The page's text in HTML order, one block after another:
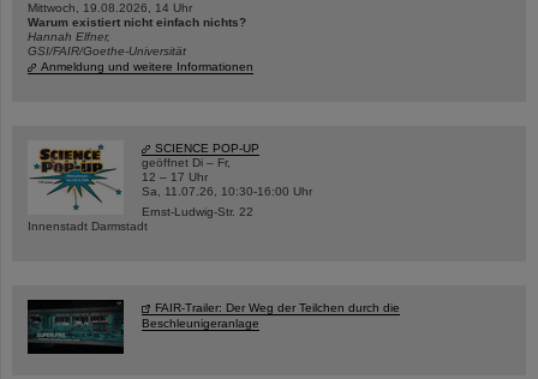
Mittwoch, 19.08.2026, 14 Uhr
Warum existiert nicht einfach nichts?
Hannah Elfner,
GSI/FAIR/Goethe-Universität
Anmeldung und weitere Informationen
SCIENCE POP-UP
geöffnet Di – Fr,
12 – 17 Uhr
Sa, 11.07.26, 10:30-16:00 Uhr
Ernst-Ludwig-Str. 22
Innenstadt Darmstadt
FAIR-Trailer: Der Weg der Teilchen durch die
Beschleunigeranlage